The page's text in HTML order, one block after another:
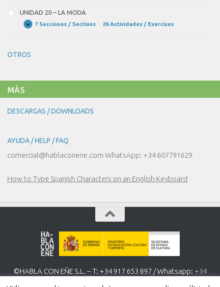
–
¡NOS
VAMOS
DE
UNIDAD 20 – LA MODA
Expandir
UNIDAD
MODA
7 Secciones / Sections 26 Actividades / Exercises
OTROS
MÁS
DESCARGAS / DOWNLOADS
AYUDA / HELP / FAQ
comercial@hablaconene.com WhatsApp: +34 607791629
How to Type Spanish Characters on an English Keyboard
©HABLA CON EÑE S.L. -- T: +34 917 653 897 / Whatsapp: +34